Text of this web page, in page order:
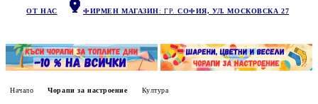
ОТ НАС ФИРМЕН МАГАЗИН: ГР.СОФИЯ, УЛ. МОСКОВСКА 27
Начало Чорапи за настроение Култура